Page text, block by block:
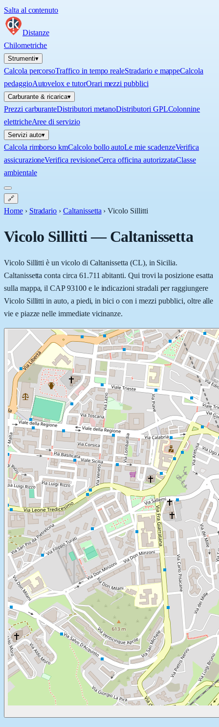
Salta al contenuto
Distanze
Chilometriche
Strumenti▾
Calcola percorsoTraffico in tempo realeStradario e mappeCalcola
pedaggioAutovelox e tutorOrari mezzi pubblici
Carburante & ricarica▾
Prezzi carburanteDistributori metanoDistributori GPLColonnine
elettricheAree di servizio
Servizi auto▾
Calcola rimborso kmCalcolo bollo autoLe mie scadenzeVerifica
assicurazioneVerifica revisioneCerca officina autorizzataClasse
ambientale
🔗
Home › Stradario › Caltanissetta ›Vicolo Sillitti
Vicolo Sillitti—Caltanissetta
Vicolo Sillitti è un vicolo di Caltanissetta (CL), in Sicilia.
Caltanissetta conta circa 61.711 abitanti. Qui trovi la posizione esatta
sulla mappa, il CAP 93100 e le indicazioni stradali per raggiungere
Vicolo Sillitti in auto, a piedi, in bici o con i mezzi pubblici, oltre alle
vie e piazze nelle immediate vicinanze.